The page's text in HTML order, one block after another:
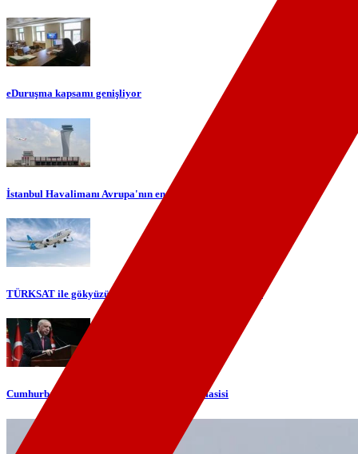
eDuruşma kapsamı genişliyor
İstanbul Havalimanı Avrupa'nın en yoğun havalimanı oldu
TÜRKSAT ile gökyüzünde yerli internet dönemi başlıyor
Cumhurbaşkanı Erdoğan'dan telefon diplomasisi